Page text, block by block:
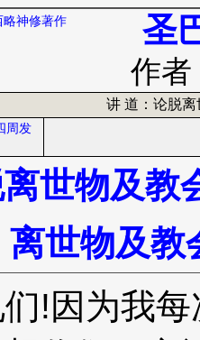
略神修著作 圣
作者
讲 道：论脱
周发
世物及教
离世物及教
!因为我